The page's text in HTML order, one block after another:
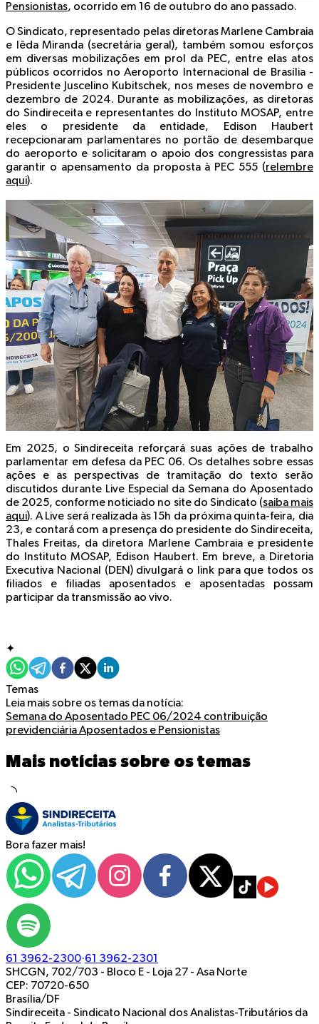
Pensionistas, ocorrido em 16 de outubro do ano passado.
O Sindicato, representado pelas diretoras Marlene Cambraia
e Iêda Miranda (secretária geral), também somou esforços
em diversas mobilizações em prol da PEC, entre elas atos
públicos ocorridos no Aeroporto Internacional de Brasília -
Presidente Juscelino Kubitschek, nos meses de novembro e
dezembro de 2024. Durante as mobilizações, as diretoras
do Sindireceita e representantes do Instituto MOSAP, entre
eles o presidente da entidade, Edison Haubert
recepcionaram parlamentares no portão de desembarque
do aeroporto e solicitaram o apoio dos congressistas para
garantir o apensamento da proposta à PEC 555 (relembre
aqui).
Em 2025, o Sindireceita reforçará suas ações de trabalho
parlamentar em defesa da PEC 06. Os detalhes sobre essas
ações e as perspectivas de tramitação do texto serão
discutidos durante Live Especial da Semana do Aposentado
de 2025, conforme noticiado no site do Sindicato (saiba mais
aqui). A Live será realizada às 15h da próxima quinta-feira, dia
23, e contará com a presença do presidente do Sindireceita,
Thales Freitas, da diretora Marlene Cambraia e presidente
do Instituto MOSAP, Edison Haubert. Em breve, a Diretoria
Executiva Nacional (DEN) divulgará o link para que todos os
filiados e filiadas aposentados e aposentadas possam
participar da transmissão ao vivo.
✦
Temas
Leia mais sobre os temas da notícia:
Semana do Aposentado PEC 06/2024 contribuição
previdenciáriaAposentados e Pensionistas
Mais notícias sobre os temas
Bora fazer mais!
61 3962-2300·61 3962-2301
SHCGN, 702/703 - Bloco E - Loja 27 - Asa Norte
CEP: 70720-650
Brasília/DF
Sindireceita - Sindicato Nacional dos Analistas-Tributários da